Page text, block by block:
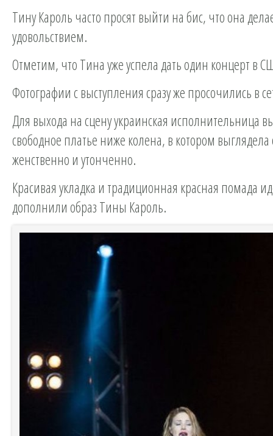
Тину Кароль часто просят выйти на бис, что она
удовольствием.
Отметим, что Тина уже успела дать один концерт в
Фотографии с выступления сразу же просочились в
Для выхода на сцену украинская исполнительница
свободное платье ниже колена, в котором
женственно и утонченно.
Красивая укладка и традиционная красная помада
дополнили образ Тины Кароль.